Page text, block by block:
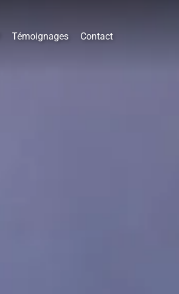
Témoignages Contact